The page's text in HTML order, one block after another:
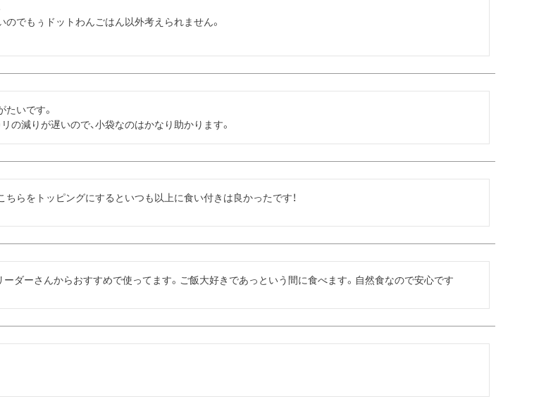
でもぅドットわんごはん以外考えられません。
いです。
の減りが遅いので、小袋なのはかなり助かります。
らをトッピングにするといつも以上に食い付きは良かったです！
ダーさんからおすすめで使ってます。ご飯大好きであっという間に食べます。自然食なので安心です